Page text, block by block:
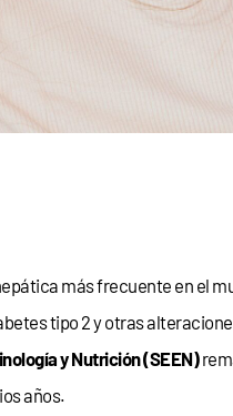
más frecuente en el
tipo 2 y otras
y Nutrición (SEEN)
años.